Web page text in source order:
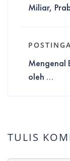
Miliar,
Mengenal
oleh ...
TULIS